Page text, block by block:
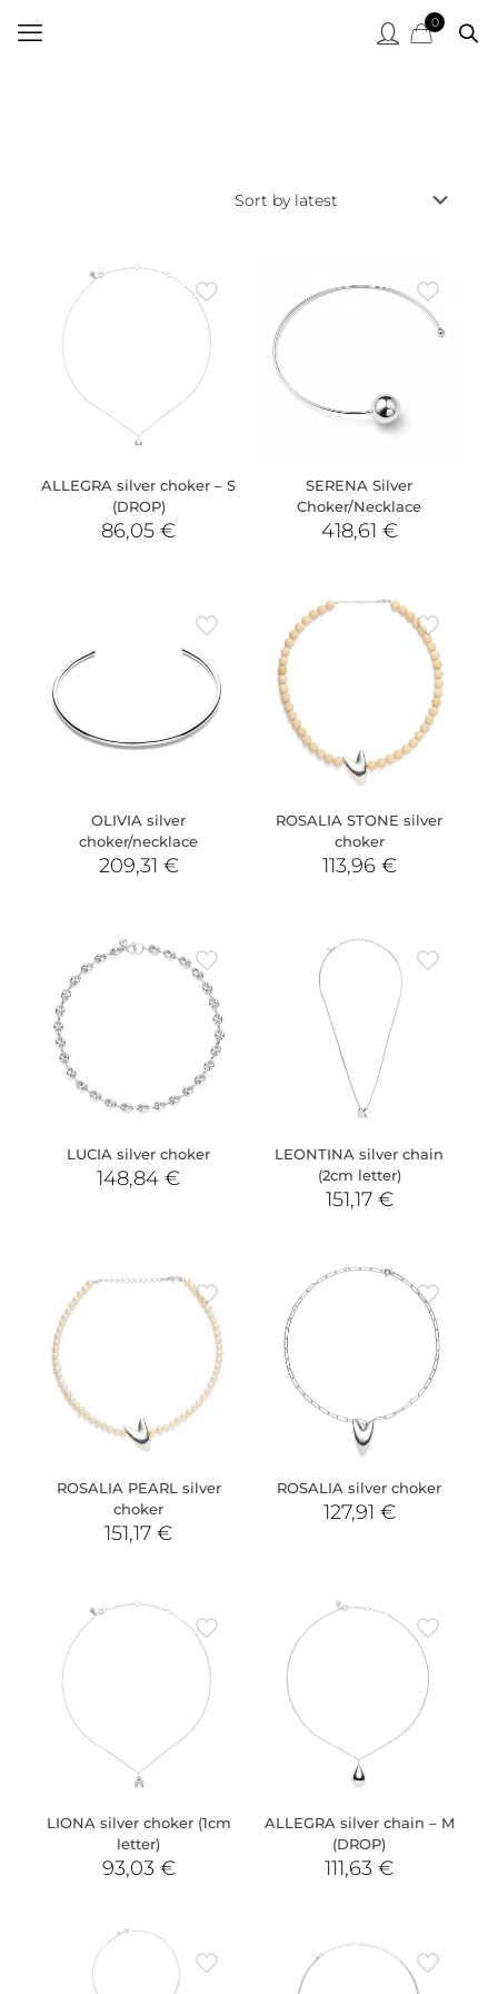
0
ALLEGRA silver choker – S
(DROP)
86,05€
SERENA Silver
Choker/Necklace
418,61 €
OLIVIA silver
choker/necklace
209,31 €
ROSALIA STONE silver
choker
113,96 €
LUCIA silver choker
148,84€
LEONTINA silver chain
(2cm letter)
151,17 €
ROSALIA PEARL silver
choker
151,17€
ROSALIA silver choker
127,91 €
LIONA silver choker (1cm
letter)
93,03 €
ALLEGRA silver chain – M
(DROP)
111,63€